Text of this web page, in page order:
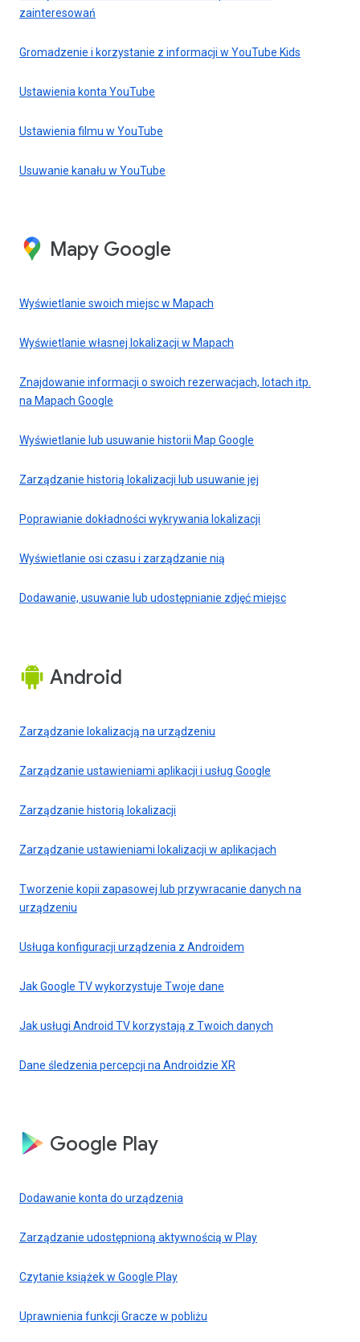
zainteresowań
Gromadzenie i korzystanie z informacji w YouTube Kids
Ustawienia konta YouTube
Ustawienia filmu w YouTube
Usuwanie kanału w YouTube
Mapy Google
Wyświetlanie swoich miejsc w Mapach
Wyświetlanie własnej lokalizacji w Mapach
Znajdowanie informacji o swoich rezerwacjach, lotach itp.
na Mapach Google
Wyświetlanie lub usuwanie historii Map Google
Zarządzanie historią lokalizacji lub usuwanie jej
Poprawianie dokładności wykrywania lokalizacji
Wyświetlanie osi czasu i zarządzanie nią
Dodawanie, usuwanie lub udostępnianie zdjęć miejsc
Android
Zarządzanie lokalizacją na urządzeniu
Zarządzanie ustawieniami aplikacji i usług Google
Zarządzanie historią lokalizacji
Zarządzanie ustawieniami lokalizacji w aplikacjach
Tworzenie kopii zapasowej lub przywracanie danych na
urządzeniu
Usługa konfiguracji urządzenia z Androidem
Jak Google TV wykorzystuje Twoje dane
Jak usługi Android TV korzystają z Twoich danych
Dane śledzenia percepcji na Androidzie XR
Google Play
Dodawanie konta do urządzenia
Zarządzanie udostępnioną aktywnością w Play
Czytanie książek w Google Play
Uprawnienia funkcji Gracze w pobliżu